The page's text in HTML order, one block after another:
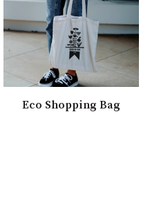
Eco Shopping Bag